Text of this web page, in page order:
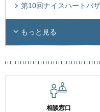
第10回ナイスハートバ
もっと見る
相談窓口